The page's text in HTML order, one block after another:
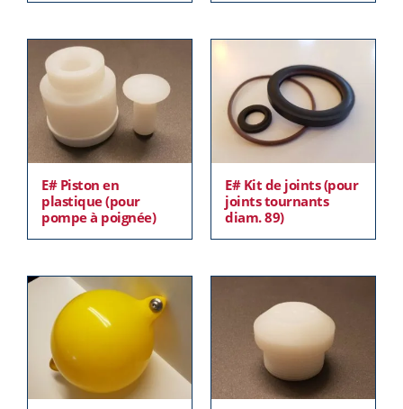
E# Piston en
plastique (pour
pompe à poignée)
E# Kit de joints (pour
joints tournants
diam. 89)